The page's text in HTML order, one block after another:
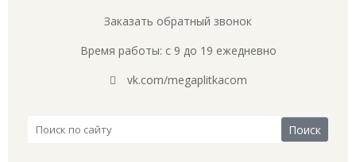
Заказать обратный звонок
Время работы: с 9 до 19 ежедневно
vk.com/megaplitkacom